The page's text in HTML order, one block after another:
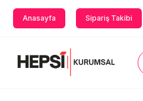
Anasayfa Sipariş Takibi